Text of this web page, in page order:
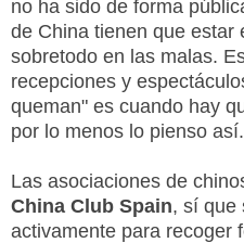
no ha sido de forma
de China tienen que estar
sobretodo en las malas.
recepciones y
queman" es cuando hay
por lo menos lo pienso así.
Las asociaciones de
China Club Spain, sí que
activamente para recoger